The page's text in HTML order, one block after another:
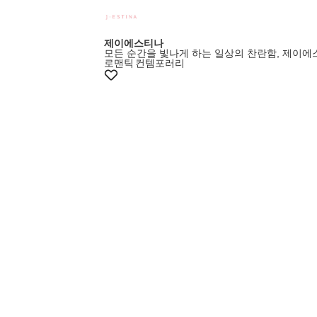
제이에스티나
모든 순간을 빛나게 하는 일상의 찬란함, 제이에
로맨틱 컨템포러리